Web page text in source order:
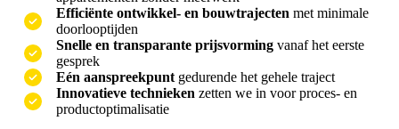
Efficiënte ontwikkel- en bouwtrajecten met minimale
doorlooptijden
Snelle en transparante prijsvormingvanaf het eerste
gesprek
Eén aanspreekpunt gedurende het gehele traject
Innovatieve technieken zetten we in voor proces- en
productoptimalisatie